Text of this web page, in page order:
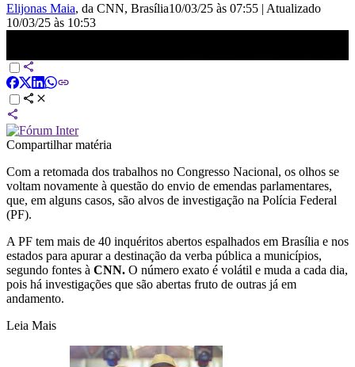
Elijonas Maia, da CNN, Brasília10/03/25 às 07:55 | Atualizado
10/03/25 às 10:53
Compartilhar matéria
Com a retomada dos trabalhos no Congresso Nacional, os olhos se
voltam novamente à questão do envio de emendas parlamentares,
que, em alguns casos, são alvos de investigação na Polícia Federal
(PF).
A PF tem mais de 40 inquéritos abertos espalhados em Brasília e nos
estados para apurar a destinação da verba pública a municípios,
segundo fontes à CNN. O número exato é volátil e muda a cada dia,
pois há investigações que são abertas fruto de outras já em
andamento.
Leia Mais